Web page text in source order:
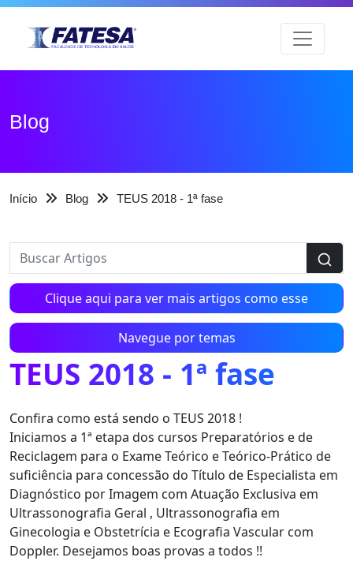
Blog
Início Blog TEUS 2018 - 1ª fase
Clique aqui para ver mais artigos como esse
Navegue por temas
TEUS 2018 - 1ª fase
Confira como está sendo o TEUS 2018 !
Iniciamos a 1ª etapa dos cursos Preparatórios e de
Reciclagem para o Exame Teórico e Teórico-Prático de
suficiência para concessão do Título de Especialista em
Diagnóstico por Imagem com Atuação Exclusiva em
Ultrassonografia Geral , Ultrassonografia em
Ginecologia e Obstetrícia e Ecografia Vascular com
Doppler. Desejamos boas provas a todos !!